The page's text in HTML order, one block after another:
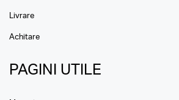
Livrare
Achitare
PAGINI UTILE